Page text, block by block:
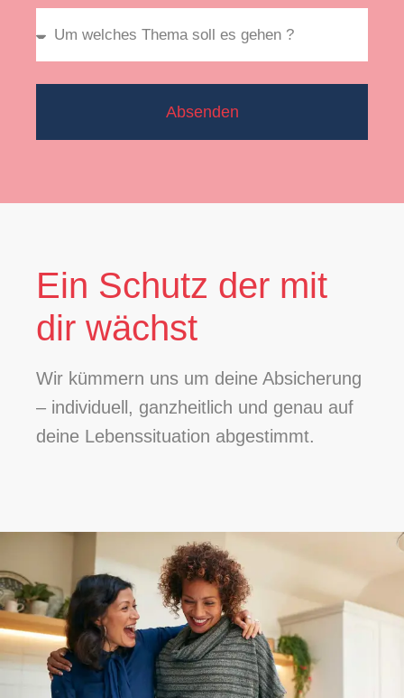
Absenden
Ein Schutz der mit
dir wächst
Wir kümmern uns um deine Absicherung
– individuell, ganzheitlich und genau auf
deine Lebenssituation abgestimmt.